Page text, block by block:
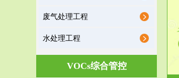
废气处理工程
水处理工程
VOCs综合管控
收监管的重要辅助...